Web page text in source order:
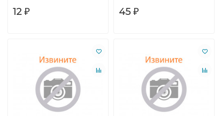
12 ₽ 45 ₽